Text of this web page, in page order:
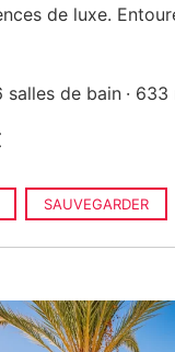
de luxe.
salles de bain 633
SAUVEGARDER